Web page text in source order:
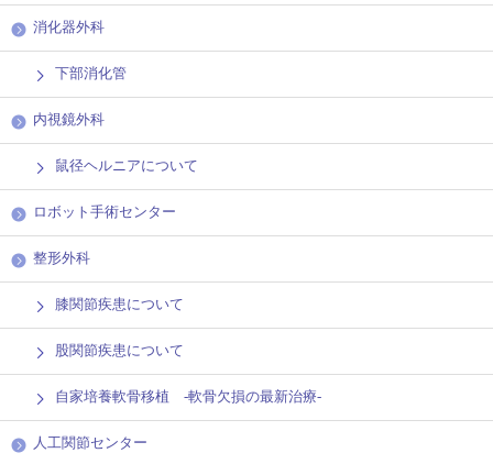
消化器外科
下部消化管
内視鏡外科
鼠径ヘルニアについて
ロボット手術センター
整形外科
膝関節疾患について
股関節疾患について
自家培養軟骨移植 -軟骨欠損の最新治療-
人工関節センター